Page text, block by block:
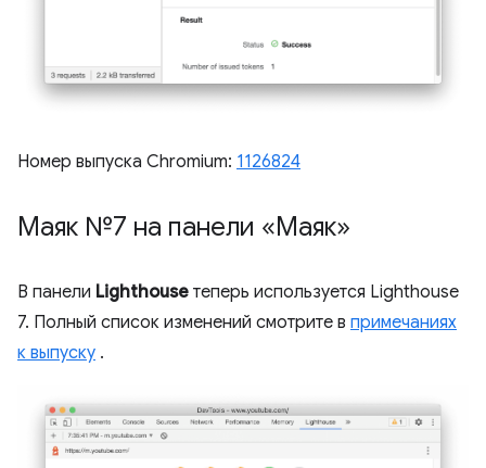
Номер выпуска Chromium: 1126824
Маяк №7 на панели «Маяк»
В панели Lighthouse теперь используется Lighthouse
7. Полный список изменений смотрите в примечаниях
к выпуску .